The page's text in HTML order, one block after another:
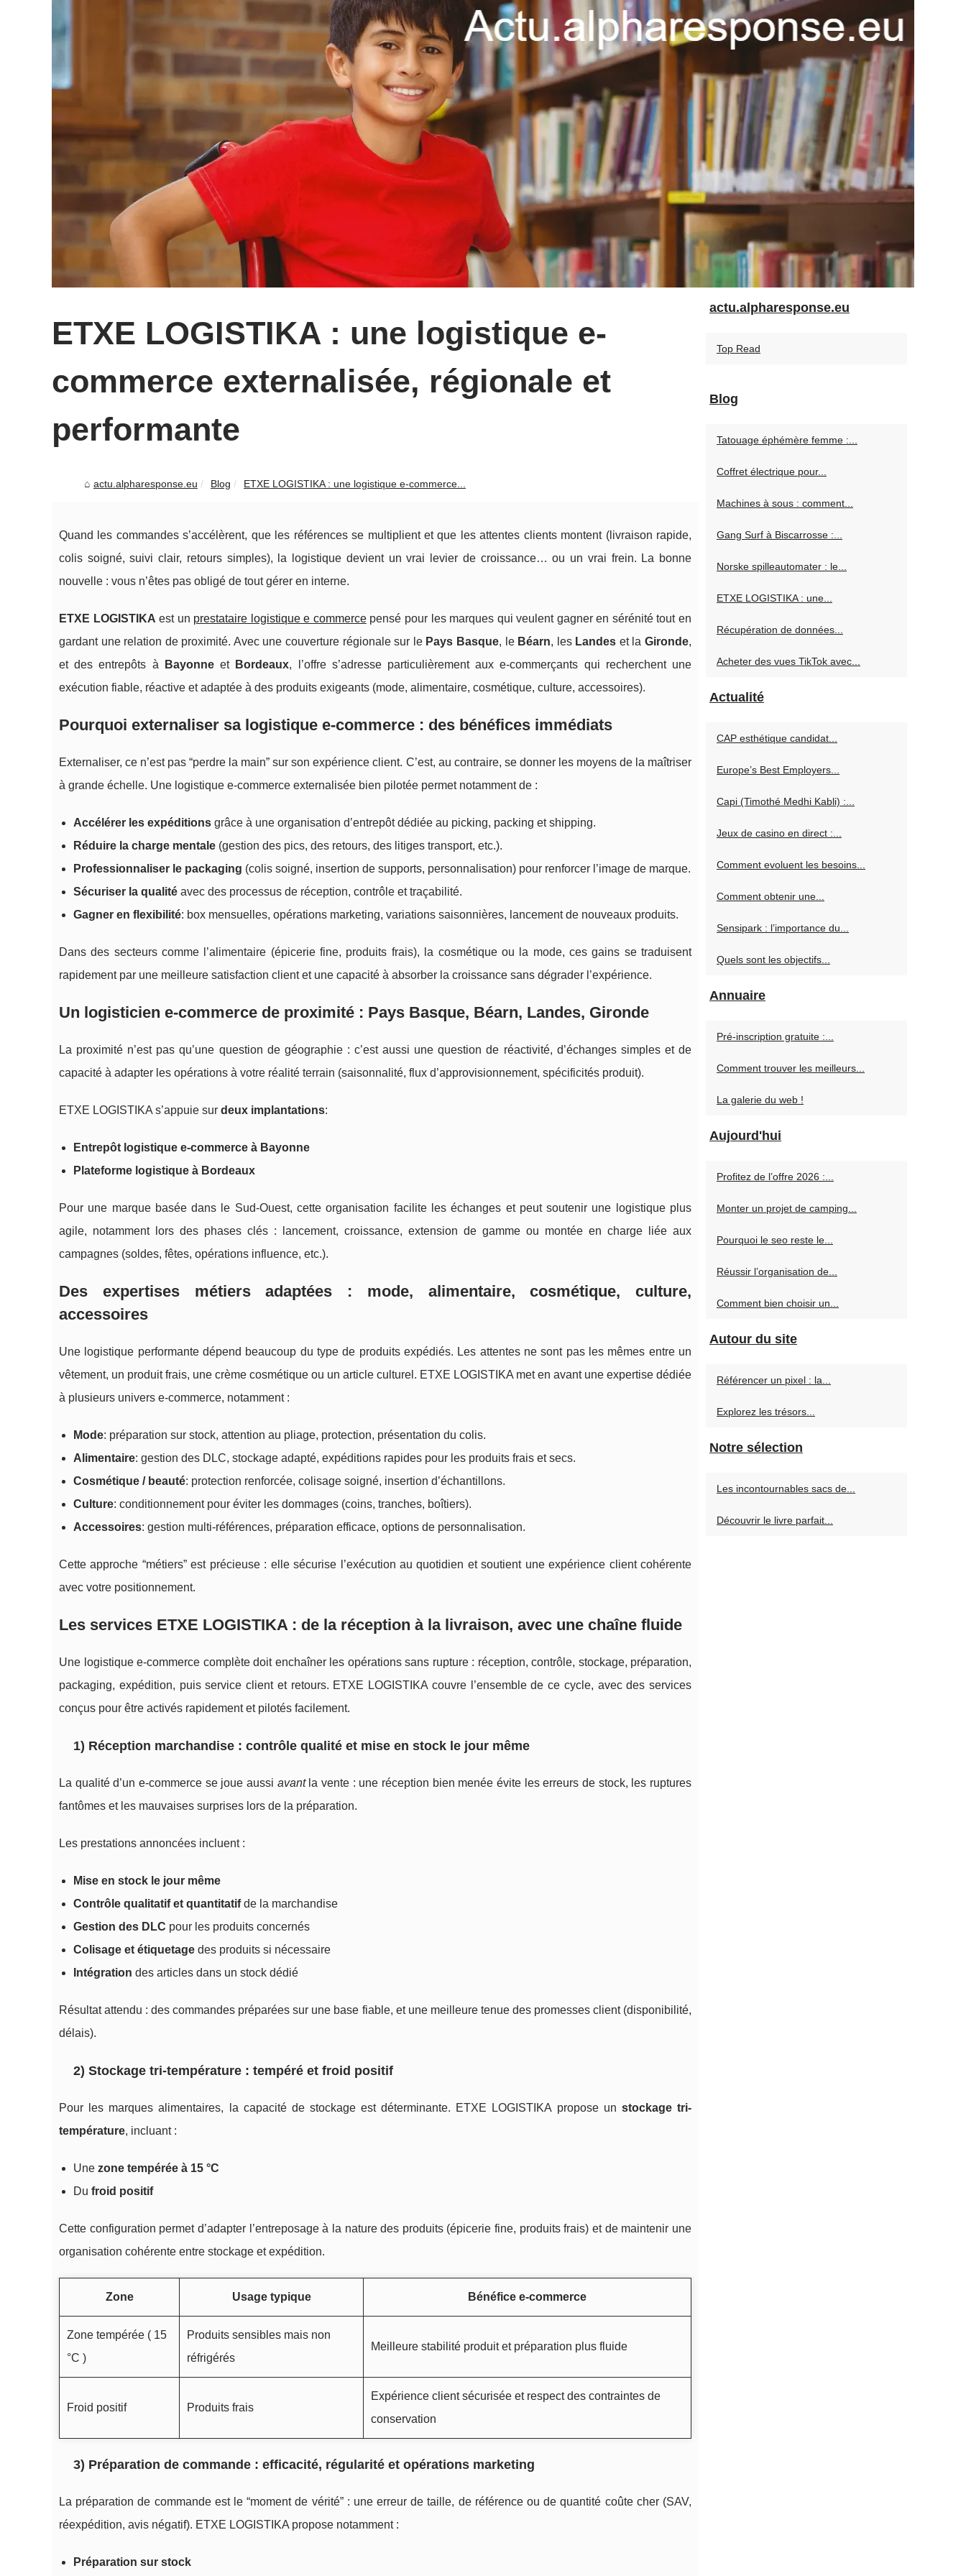
ETXE LOGISTIKA : une logistique e-
commerce externalisée, régionale et
performante
actu.alpharesponse.eu Blog ETXE LOGISTIKA : une logistique e-commerce...
Quand les commandes s’accélèrent, que les références se multiplient et que les attentes clients montent (livraison rapide,
colis soigné, suivi clair, retours simples), la logistique devient un vrai levier de croissance… ou un vrai frein. La bonne
nouvelle : vous n’êtes pas obligé de tout gérer en interne.
ETXE LOGISTIKA est un prestataire logistique e commercepensé pour les marques qui veulent gagner en sérénité tout en
gardant une relation de proximité. Avec une couverture régionale sur le Pays Basque, le Béarn, les Landes et laGironde,
et des entrepôts à
Bayonneet Bordeaux, l’offre s’adresse particulièrement aux e-commerçants qui recherchent une
exécution fiable, réactive et adaptée à des produits exigeants (mode, alimentaire, cosmétique, culture, accessoires).
Pourquoi externaliser sa logistique e-commerce : des bénéfices immédiats
Externaliser, ce n’est pas “perdre la main” sur son expérience client. C’est, au contraire, se donner les moyens de la maîtriser
à grande échelle. Une logistique e-commerce externalisée bien pilotée permet notamment de :
Accélérer les expéditions grâce à une organisation d’entrepôt dédiée au picking, packing et shipping.
Réduire la charge mentale (gestion des pics, des retours, des litiges transport, etc.).
Professionnaliser le packaging (colis soigné, insertion de supports, personnalisation) pour renforcer l’image de marque.
Sécuriser la qualité avec des processus de réception, contrôle et traçabilité.
Gagner en flexibilité: box mensuelles, opérations marketing, variations saisonnières, lancement de nouveaux produits.
Dans des secteurs comme l’alimentaire (épicerie fine, produits frais), la cosmétique ou la mode, ces gains se traduisent
rapidement par une meilleure satisfaction client et une capacité à absorber la croissance sans dégrader l’expérience.
Un logisticien e-commerce de proximité : Pays Basque, Béarn, Landes, Gironde
La proximité n’est pas qu’une question de géographie : c’est aussi une question de réactivité, d’échanges simples et de
capacité à adapter les opérations à votre réalité terrain (saisonnalité, flux d’approvisionnement, spécificités produit).
ETXE LOGISTIKA s’appuie sur deux implantations:
Entrepôt logistique e-commerce à Bayonne
Plateforme logistique à Bordeaux
Pour une marque basée dans le Sud-Ouest, cette organisation facilite les échanges et peut soutenir une logistique plus
agile, notamment lors des phases clés : lancement, croissance, extension de gamme ou montée en charge liée aux
campagnes (soldes, fêtes, opérations influence, etc.).
Des expertises métiers adaptées : mode, alimentaire, cosmétique, culture,
accessoires
Une logistique performante dépend beaucoup du type de produits expédiés. Les attentes ne sont pas les mêmes entre un
vêtement, un produit frais, une crème cosmétique ou un article culturel. ETXE LOGISTIKA met en avant une expertise dédiée
à plusieurs univers e-commerce, notamment :
Mode: préparation sur stock, attention au pliage, protection, présentation du colis.
Alimentaire: gestion des DLC, stockage adapté, expéditions rapides pour les produits frais et secs.
Cosmétique / beauté: protection renforcée, colisage soigné, insertion d’échantillons.
Culture: conditionnement pour éviter les dommages (coins, tranches, boîtiers).
Accessoires: gestion multi-références, préparation efficace, options de personnalisation.
Cette approche “métiers” est précieuse : elle sécurise l’exécution au quotidien et soutient une expérience client cohérente
avec votre positionnement.
Les services ETXE LOGISTIKA : de la réception à la livraison, avec une chaîne fluide
Une logistique e-commerce complète doit enchaîner les opérations sans rupture : réception, contrôle, stockage, préparation,
packaging, expédition, puis service client et retours. ETXE LOGISTIKA couvre l’ensemble de ce cycle, avec des services
conçus pour être activés rapidement et pilotés facilement.
1) Réception marchandise : contrôle qualité et mise en stock le jour même
La qualité d’un e-commerce se joue aussi avantla vente : une réception bien menée évite les erreurs de stock, les ruptures
fantômes et les mauvaises surprises lors de la préparation.
Les prestations annoncées incluent :
Mise en stock le jour même
Contrôle qualitatif et quantitatifde la marchandise
Gestion des DLC pour les produits concernés
Colisage et étiquetage des produits si nécessaire
Intégration des articles dans un stock dédié
Résultat attendu : des commandes préparées sur une base fiable, et une meilleure tenue des promesses client (disponibilité,
délais).
2) Stockage tri-température : tempéré et froid positif
Pour les marques alimentaires, la capacité de stockage est déterminante. ETXE LOGISTIKA propose un stockage tri-
température, incluant :
Une zone tempérée à 15 °C
Du froid positif
Cette configuration permet d’adapter l’entreposage à la nature des produits (épicerie fine, produits frais) et de maintenir une
organisation cohérente entre stockage et expédition.
Zone Usage typique Bénéfice e-commerce
Zone tempérée ( 15
°C )
Produits sensibles mais non
réfrigérés
Meilleure stabilité produit et préparation plus fluide
Froid positif Produits frais
Expérience client sécurisée et respect des contraintes de
conservation
3) Préparation de commande : efficacité, régularité et opérations marketing
La préparation de commande est le “moment de vérité” : une erreur de taille, de référence ou de quantité coûte cher (SAV,
réexpédition, avis négatif). ETXE LOGISTIKA propose notamment :
Préparation sur stock
actu.alpharesponse.eu
Top Read
Blog
Tatouage éphémère femme :...
Coffret électrique pour...
Machines à sous : comment...
Gang Surf à Biscarrosse :...
Norske spilleautomater : le...
ETXE LOGISTIKA : une...
Récupération de données...
Acheter des vues TikTok avec...
Actualité
CAP esthétique candidat...
Europe’s Best Employers...
Capi (Timothé Medhi Kabli) :...
Jeux de casino en direct :...
Comment evoluent les besoins...
Comment obtenir une...
Sensipark : l’importance du...
Quels sont les objectifs...
Annuaire
Pré-inscription gratuite :...
Comment trouver les meilleurs...
La galerie du web !
Aujourd'hui
Profitez de l’offre 2026 :...
Monter un projet de camping...
Pourquoi le seo reste le...
Réussir l’organisation de...
Comment bien choisir un...
Autour du site
Référencer un pixel : la...
Explorez les trésors...
Notre sélection
Les incontournables sacs de...
Découvrir le livre parfait...